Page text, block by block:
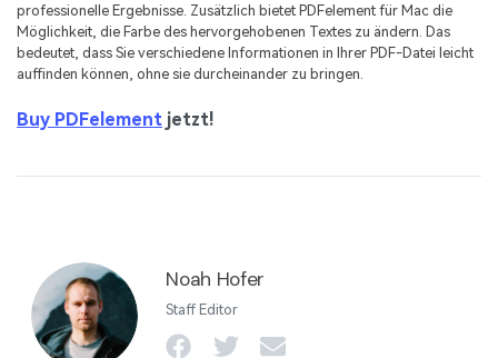
professionelle Ergebnisse. Zusätzlich bietet PDFelement für Mac die
Möglichkeit, die Farbe des hervorgehobenen Textes zu ändern. Das
bedeutet, dass Sie verschiedene Informationen in Ihrer PDF-Datei leicht
auffinden können, ohne sie durcheinander zu bringen.
Buy PDFelement jetzt!
Noah Hofer
Staff Editor